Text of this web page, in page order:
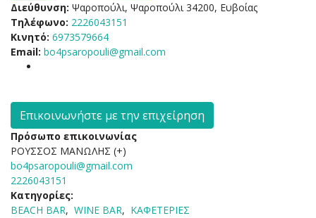
Διεύθυνση: Ψαροπούλι, Ψαροπούλι 34200, Ευβοίας
Τηλέφωνο: 2226043151
Κινητό: 6973579664
Email: bo4psaropouli@gmail.com
Επικοινωνήστε με την επιχείρηση
Πρόσωπο επικοινωνίας
ΡΟΥΣΣΟΣ ΜΑΝΩΛΗΣ (+)
bo4psaropouli@gmail.com
2226043151
Κατηγορίες:
BEACH BAR, WINE BAR, ΚΑΦΕΤΕΡΙΕΣ